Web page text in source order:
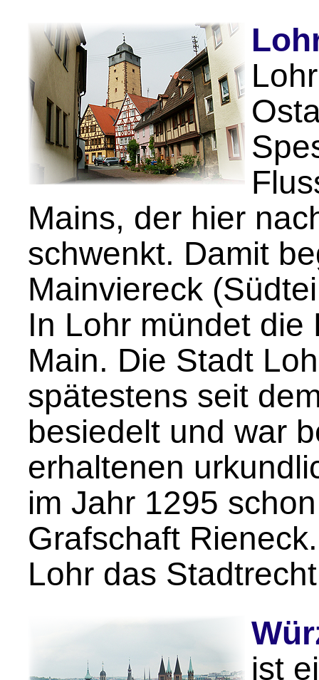
Mains, der hier
schwenkt. Damit
Mainviereck
In Lohr mündet die
Main. Die Stadt
spätestens seit
besiedelt und war
erhaltenen
im Jahr 1295
Grafschaft
Lohr das
ist